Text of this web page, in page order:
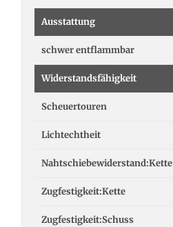
Ausstattung
schwer entflammbar
Widerstandsfähigkeit
Scheuertouren
Lichtechtheit
Nahtschiebewiderstand:Kette
Zugfestigkeit:Kette
Zugfestigkeit:Schuss